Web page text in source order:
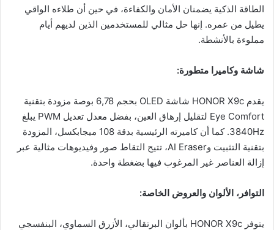
الطاقة الذكية يضمنان الأمان والكفاءة، في حين أن طلاءه الواقي
يطيل من عمره. إنها حل مثالي للمستخدمين الذين لديهم أيام
مملوءة بالأنشطة.
شاشة وكاميرا متطورة:
يقدم HONOR X9c شاشة OLED بحجم 6,78 بوصة مزودة بتقنية
Eye Comfort لتقليل إرهاق العين، بفضل معدل تعديل PWM يبلغ
3840Hz. كما أن كاميرته الرئيسية بدقة 108 ميجابكسل، المزودة
بتقنية التثبيت وAI Eraser، تتيح التقاط صور وفيديوهات مثالية عبر
إزالة العناصر غير المرغوب فيها بضغطة واحدة.
التوافر، الألوان والعروض الخاصة:
يتوفر HONOR X9c بألوان البرتقالي، الأزرق السماوي، البنفسجي